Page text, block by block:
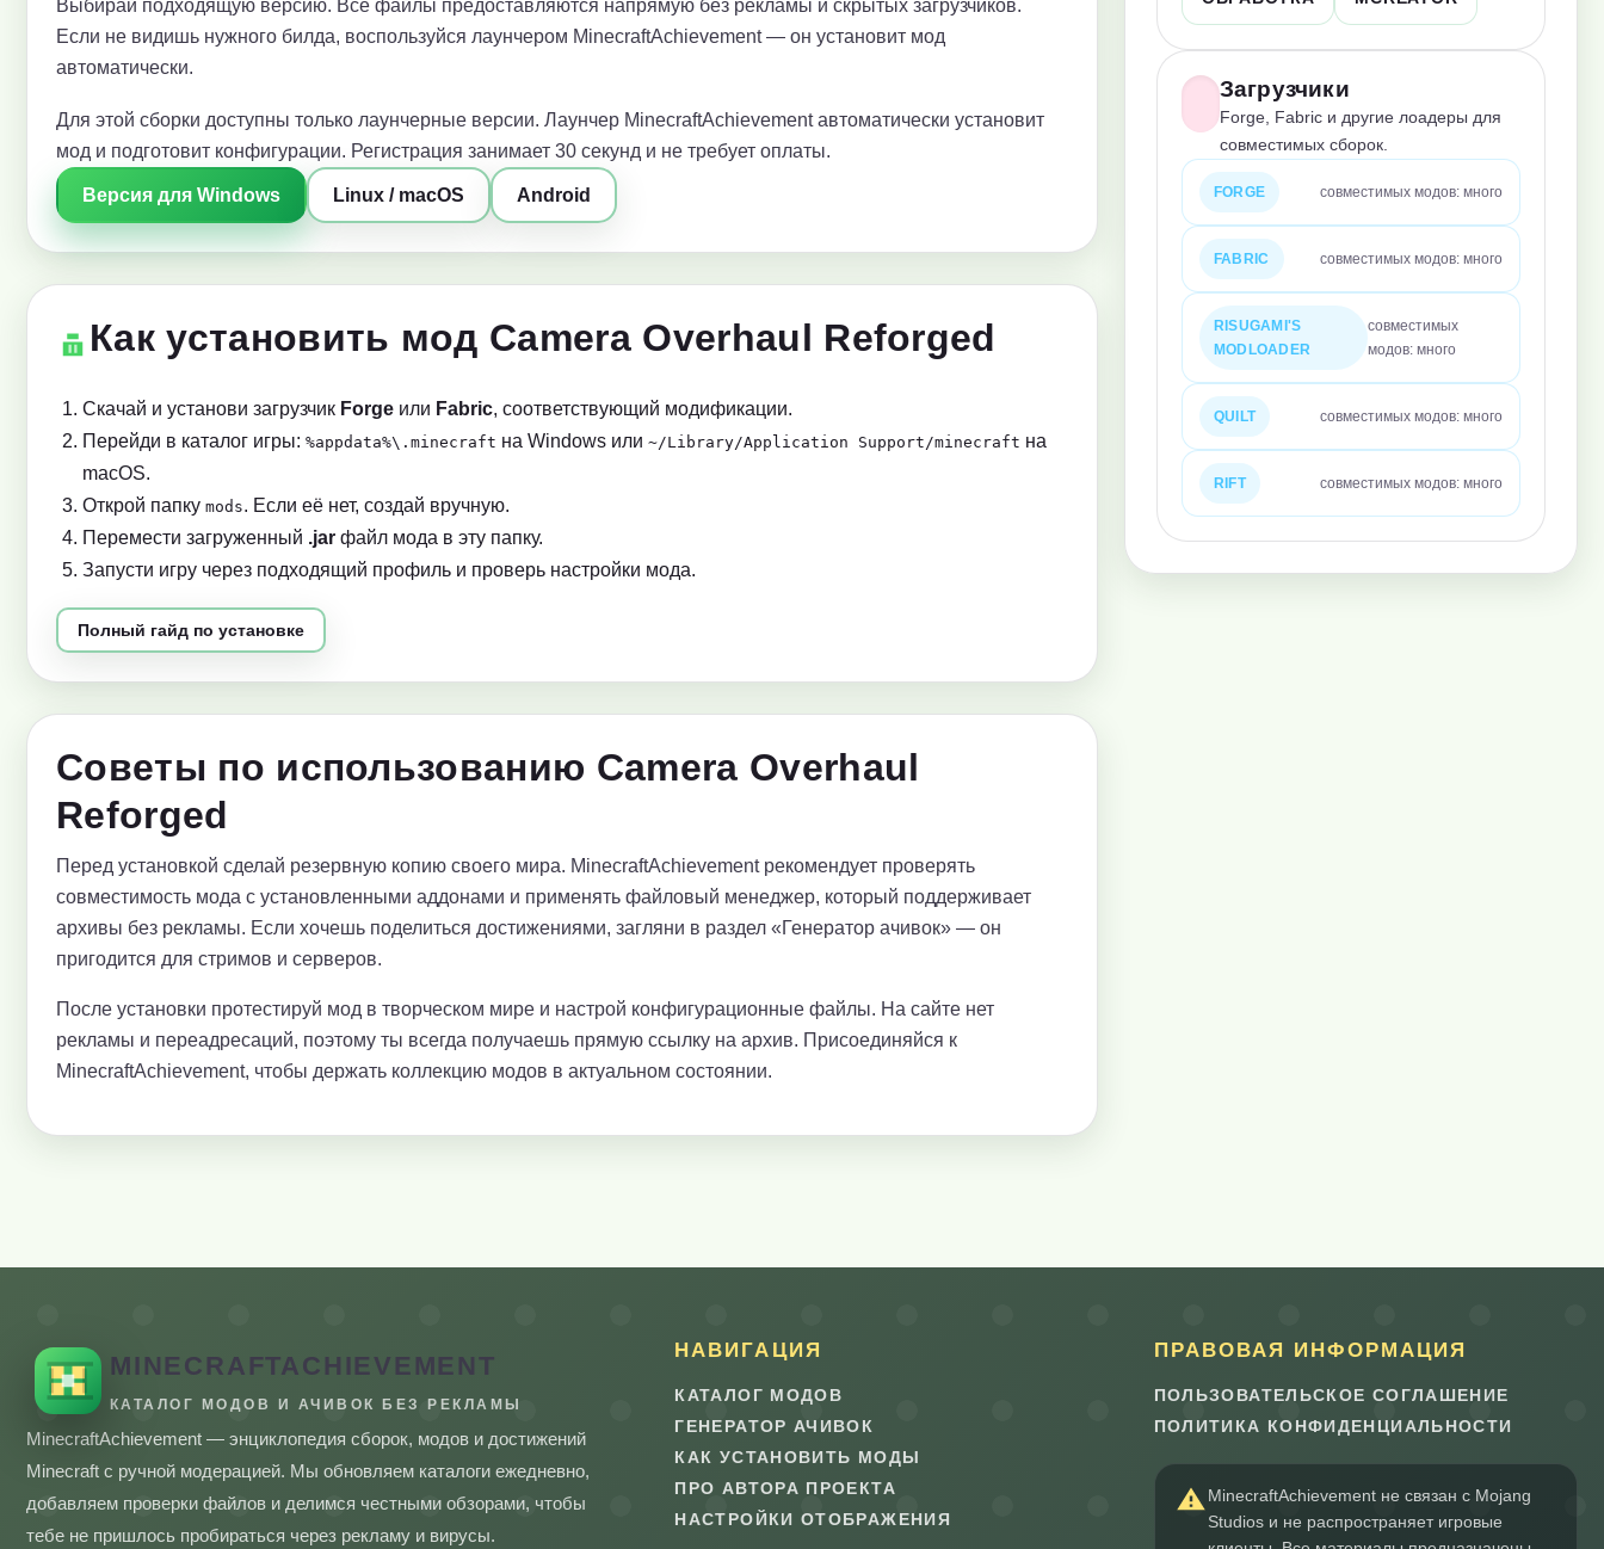
Выбирай подходящую версию. Все файлы предоставляются напрямую без рекламы и скрытых загрузчиков.
Если не видишь нужного билда, воспользуйся лаунчером MinecraftAchievement — он установит мод
автоматически.
Для этой сборки доступны только лаунчерные версии. Лаунчер MinecraftAchievement автоматически установит
мод и подготовит конфигурации. Регистрация занимает 30 секунд и не требует оплаты.
Версия для Windows Linux / macOS Android
Как установить мод Camera Overhaul Reforged
Скачай и установи загрузчик Forge или Fabric, соответствующий модификации.
Перейди в каталог игры: %appdata%\.minecraft на Windows или ~/Library/Application Support/minecraft на
macOS.
Открой папку mods. Если её нет, создай вручную.
Перемести загруженный .jar файл мода в эту папку.
Запусти игру через подходящий профиль и проверь настройки мода.
Полный гайд по установке
Советы по использованию Camera Overhaul
Reforged
Перед установкой сделай резервную копию своего мира. MinecraftAchievement рекомендует проверять
совместимость мода с установленными аддонами и применять файловый менеджер, который поддерживает
архивы без рекламы. Если хочешь поделиться достижениями, загляни в раздел «Генератор ачивок» — он
пригодится для стримов и серверов.
После установки протестируй мод в творческом мире и настрой конфигурационные файлы. На сайте нет
рекламы и переадресаций, поэтому ты всегда получаешь прямую ссылку на архив. Присоединяйся к
MinecraftAchievement, чтобы держать коллекцию модов в актуальном состоянии.
Загрузчики
Forge, Fabric и другие лоадеры для
совместимых сборок.
FORGE совместимых модов: много
FABRIC совместимых модов: много
RISUGAMI'S
MODLOADER
совместимых
модов: много
QUILT совместимых модов: много
RIFT совместимых модов: много
MINECRAFTACHIEVEMENT
КАТАЛОГ МОДОВ И АЧИВОК БЕЗ РЕКЛАМЫ
MinecraftAchievement — энциклопедия сборок, модов и достижений
Minecraft с ручной модерацией. Мы обновляем каталоги ежедневно,
добавляем проверки файлов и делимся честными обзорами, чтобы
тебе не пришлось пробираться через рекламу и вирусы.
НАВИГАЦИЯ
КАТАЛОГ МОДОВ
ГЕНЕРАТОР АЧИВОК
КАК УСТАНОВИТЬ МОДЫ
ПРО АВТОРА ПРОЕКТА
НАСТРОЙКИ ОТОБРАЖЕНИЯ
ПРАВОВАЯ ИНФОРМАЦИЯ
ПОЛЬЗОВАТЕЛЬСКОЕ СОГЛАШЕНИЕ
ПОЛИТИКА КОНФИДЕНЦИАЛЬНОСТИ
MinecraftAchievement не связан с Mojang
Studios и не распространяет игровые